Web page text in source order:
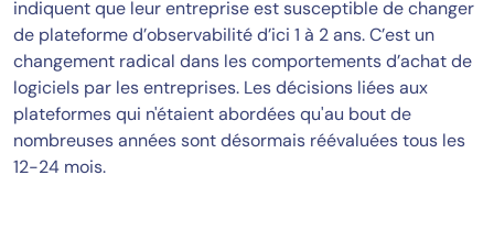
indiquent que leur entreprise est susceptible de changer
de plateforme d’observabilité d’ici 1 à 2 ans. C’est un
changement radical dans les comportements d’achat de
logiciels par les entreprises. Les décisions liées aux
plateformes qui n'étaient abordées qu'au bout de
nombreuses années sont désormais réévaluées tous les
12-24 mois.